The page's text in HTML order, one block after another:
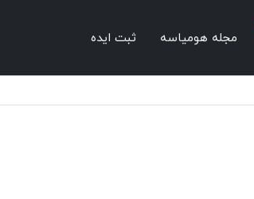
مجله هومیاسه ثبت ایده